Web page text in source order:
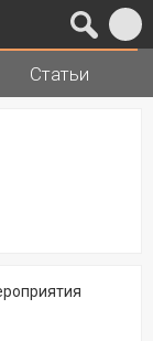
Статьи